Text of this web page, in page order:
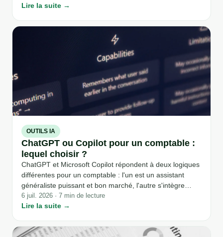
concrètement comment ça fonctionne, quels documents
de travail, et pourquoi le contrôle humain reste la
dernière étape, pas une option.
Lire la suite →
OUTILS IA
ChatGPT ou Copilot pour un comptable :
lequel choisir ?
ChatGPT et Microsoft Copilot répondent à deux logiques
différentes pour un comptable : l'un est un assistant
généraliste puissant et bon marché, l'autre s'intègre
nativement dans Word, Excel et Outlook. Le bon choix
dépend moins de la marque que de l'environnement de
6 juil. 2026 · 7 min de lecture
Lire la suite →